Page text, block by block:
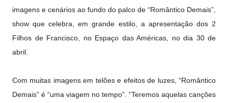
imagens e cenários ao fundo do palco de “Romântico Demais”,
show que celebra, em grande estilo, a apresentação dos 2
Filhos de Francisco, no Espaço das Américas, no dia 30 de
abril.
Com muitas imagens em telões e efeitos de luzes, “Romântico
Demais” é “uma viagem no tempo”. “Teremos aquelas canções